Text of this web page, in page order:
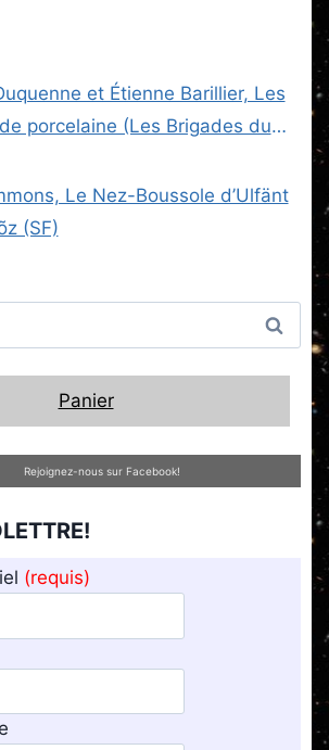
et Étienne Barillier, Les
porcelaine (Les Brigades du
Le Nez-Boussole d’Ulfänt
(SF)
Panier
Rejoignez-nous sur Facebook!
(requis)